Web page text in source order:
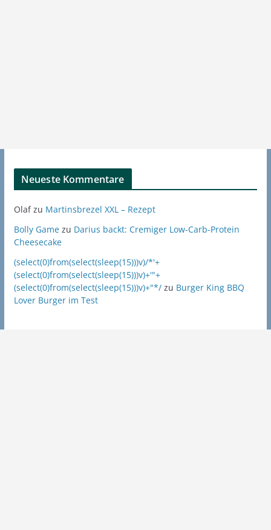
Neueste Kommentare
Olafzu Martinsbrezel XXL – Rezept
Bolly Gamezu Darius backt: Cremiger Low-Carb-Protein
Cheesecake
(select(0)from(select(sleep(15)))v)/*'+
(select(0)from(select(sleep(15)))v)+'"+
(select(0)from(select(sleep(15)))v)+"*/zu Burger King BBQ
Lover Burger im Test